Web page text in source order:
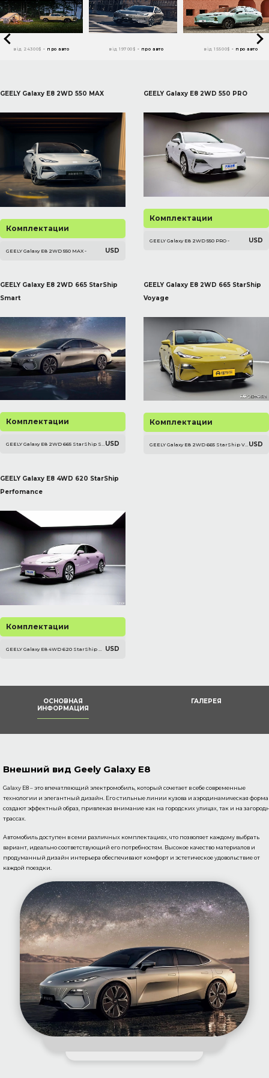
від 24300$ - про авто від 19700$ - про авто від 15500$ - про авто
GEELY Galaxy E8 2WD 550 MAX
Комплектации
GEELY Galaxy E8 2WD 550 MAX - USD
GEELY Galaxy E8 2WD 550 PRO
Комплектации
GEELY Galaxy E8 2WD 550 PRO - USD
GEELY Galaxy E8 2WD 665 StarShip
Smart
Комплектации
GEELY Galaxy E8 2WD 665 StarShip Smart - USD
GEELY Galaxy E8 2WD 665 StarShip
Voyage
Комплектации
GEELY Galaxy E8 2WD 665 StarShip Voyage - USD
GEELY Galaxy E8 4WD 620 StarShip
Perfomance
Комплектации
GEELY Galaxy E8 4WD 620 StarShip Perfomance - USD
ОСНОВНАЯ
ИНФОРМАЦИЯ
ГАЛЕРЕЯ
Внешний вид Geely Galaxy E8
Galaxy E8 – это впечатляющий электромобиль, который сочетает в себе современные
технологии и элегантный дизайн. Его стильные линии кузова и аэродинамическая форма
создают эффектный образ, привлекая внимание как на городских улицах, так и на
трассах.
Автомобиль доступен в семи различных комплектациях, что позволяет каждому выбрать
вариант, идеально соответствующий его потребностям. Высокое качество материалов и
продуманный дизайн интерьера обеспечивают комфорт и эстетическое удовольствие от
каждой поездки.